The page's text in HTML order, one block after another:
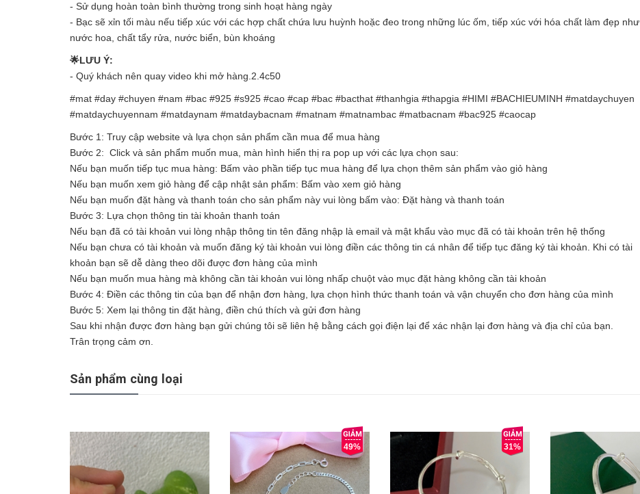
- Sử dụng hoàn toàn bình thường trong sinh hoạt hàng ngày
- Bạc sẽ xỉn tối màu nếu tiếp xúc với các hợp chất chứa lưu huỳnh hoặc đeo trong những lúc ốm, tiếp xúc với hóa chất làm đẹp như
nước hoa, chất tẩy rửa, nước biển, bùn khoáng
🌟LƯU Ý:
- Quý khách nên quay video khi mở hàng.2.4c50
#mat #day #chuyen #nam #bac #925 #s925 #cao #cap #bac #bacthat #thanhgia #thapgia #HIMI #BACHIEUMINH #matdaychuyen
#matdaychuyennam #matdaynam #matdaybacnam #matnam #matnambac #matbacnam #bac925 #caocap
Bước 1: Truy cập website và lựa chọn sản phẩm cần mua để mua hàng
Bước 2: Click và sản phẩm muốn mua, màn hình hiển thị ra pop up với các lựa chọn sau:
Nếu bạn muốn tiếp tục mua hàng: Bấm vào phần tiếp tục mua hàng để lựa chọn thêm sản phẩm vào giỏ hàng
Nếu bạn muốn xem giỏ hàng để cập nhật sản phẩm: Bấm vào xem giỏ hàng
Nếu bạn muốn đặt hàng và thanh toán cho sản phẩm này vui lòng bấm vào: Đặt hàng và thanh toán
Bước 3: Lựa chọn thông tin tài khoản thanh toán
Nếu bạn đã có tài khoản vui lòng nhập thông tin tên đăng nhập là email và mật khẩu vào mục đã có tài khoản trên hệ thống
Nếu bạn chưa có tài khoản và muốn đăng ký tài khoản vui lòng điền các thông tin cá nhân để tiếp tục đăng ký tài khoản. Khi có tài
khoản bạn sẽ dễ dàng theo dõi được đơn hàng của mình
Nếu bạn muốn mua hàng mà không cần tài khoản vui lòng nhấp chuột vào mục đặt hàng không cần tài khoản
Bước 4: Điền các thông tin của bạn để nhận đơn hàng, lựa chọn hình thức thanh toán và vận chuyển cho đơn hàng của mình
Bước 5: Xem lại thông tin đặt hàng, điền chú thích và gửi đơn hàng
Sau khi nhận được đơn hàng bạn gửi chúng tôi sẽ liên hệ bằng cách gọi điện lại để xác nhận lại đơn hàng và địa chỉ của bạn.
Trân trọng cảm ơn.
Sản phẩm cùng loại
49% 31%